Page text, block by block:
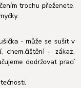
trochu přeženete.
- může se sušit v
chem.čištění - zákaz,
dodržovat prací